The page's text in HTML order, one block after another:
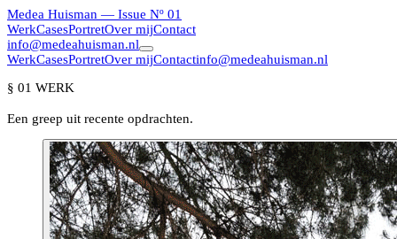
Medea Huisman — Issue Nº 01
WerkCasesPortretOver mijContact
info@medeahuisman.nl
WerkCasesPortretOver mijContactinfo@medeahuisman.nl
§ 01 WERK
Een greep uit recente opdrachten.